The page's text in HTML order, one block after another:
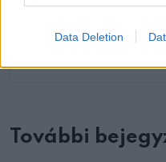
Data Deletion
El sem hiszed! Így
a
További